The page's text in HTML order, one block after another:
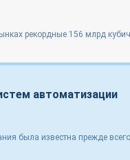
рекордные 156 млрд
автоматизации
была известна прежде